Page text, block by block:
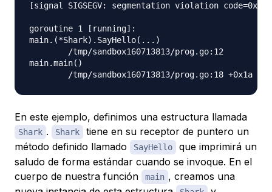
[signal SIGSEGV: segmentation violation
goroutine 1 [running]:
main.(*Shark).SayHello(...)
main.main()
En este ejemplo, definimos una estructura llamada
Shark . Shark
tiene en su receptor de puntero un
método definido llamado
SayHello
que imprimirá un
saludo de forma estándar cuando se invoque. En el
cuerpo de nuestra función
main , creamos una